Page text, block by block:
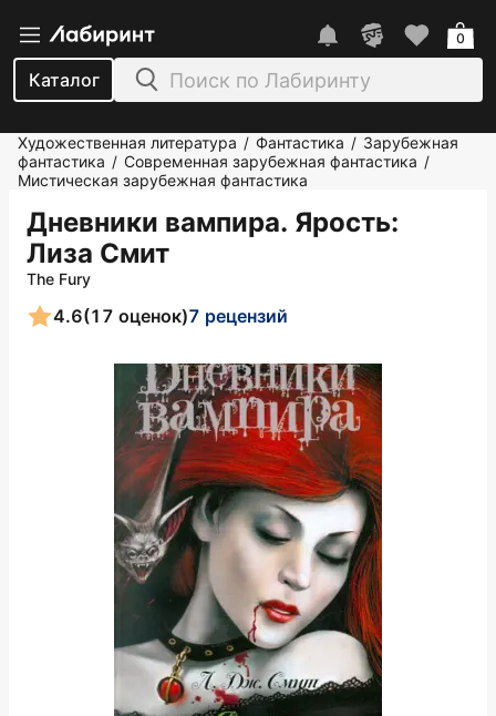
Каталог
0
Художественная литература / Фантастика / Зарубежная
фантастика / Современная зарубежная фантастика /
Мистическая зарубежная фантастика
Дневники вампира. Ярость:
Лиза Смит
The Fury
4.6(17 оценок)7 рецензий